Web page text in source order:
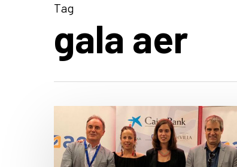
Tag
gala aer